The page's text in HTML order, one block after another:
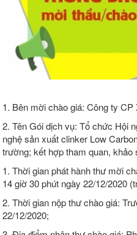
1. Bên mời chào giá: Công ty
2. Tên Gói dịch vụ: Tổ chức Hội
nghệ sản xuất clinker Low
trường; kết hợp tham quan,
1. Thời gian phát hành thư mời
14 giờ 30 phút ngày 22/12/2020
2. Thời gian nộp thư chào giá:
22/12/2020;